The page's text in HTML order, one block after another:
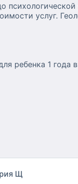
услуг.
ребенка 1 года
Щ